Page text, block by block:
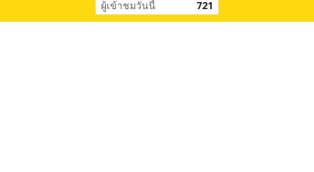
ผู้เข้าชมวันนี้ 721